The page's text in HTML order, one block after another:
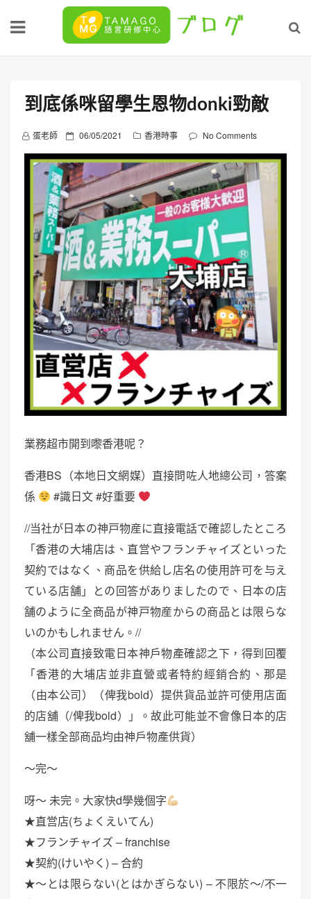
到底係咪留學生恩物donki勁敵
蛋老師
P
o
s
t
d
o
n
06/05/2021 香港時事 No Comments
業務超市開到嚟香港呢？
香港BS（本地日文網媒）直接問咗人地總公司，答案
係
#識日文 #好重要
//当社が日本の神戸物産に直接電話で確認したところ
「香港の大埔店は、直営やフランチャイズといった
契約ではなく、商品を供給し店名の使用許可を与え
ている店舗」との回答がありましたので、日本の店
舗のように全商品が神戸物産からの商品とは限らな
いのかもしれません。//
（本公司直接致電日本神戶物產確認之下，得到回覆
「香港的大埔店並非直營或者特約經銷合約、那是
（由本公司）（俾我bold）提供貨品並許可使用店面
的店舖（/俾我bold）」。故此可能並不會像日本的店
舖一樣全部商品均由神戶物產供貨）
～完～
呀～ 未完。大家快d學幾個字
★直営店(ちょくえいてん)
★フランチャイズ – franchise
★契約(けいやく) – 合約
★〜とは限らない(とはかぎらない) – 不限於～/不一